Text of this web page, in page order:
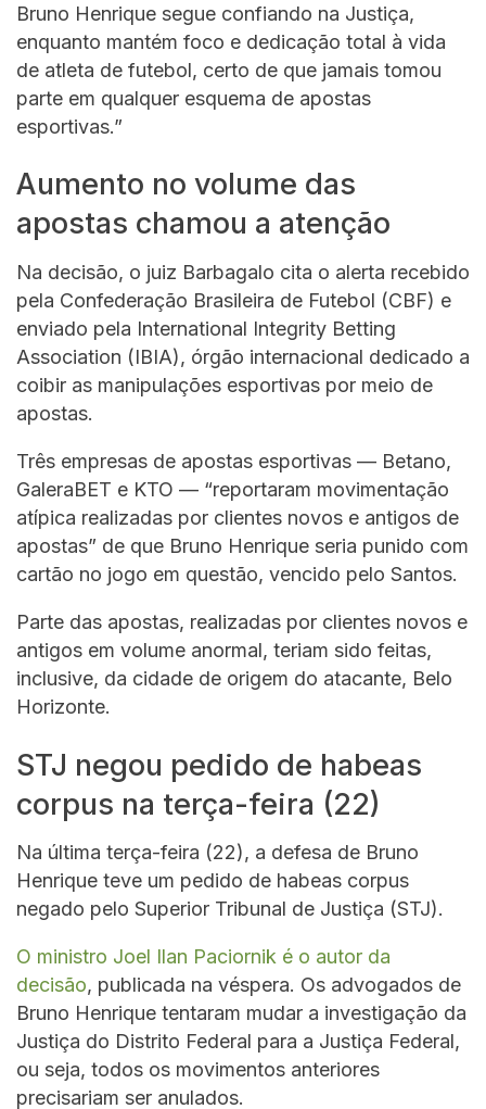
Bruno Henrique segue confiando na Justiça,
enquanto mantém foco e dedicação total à vida
de atleta de futebol, certo de que jamais tomou
parte em qualquer esquema de apostas
esportivas.”
Aumento no volume das
apostas chamou a atenção
Na decisão, o juiz Barbagalo cita o alerta recebido
pela Confederação Brasileira de Futebol (CBF) e
enviado pela International Integrity Betting
Association (IBIA), órgão internacional dedicado a
coibir as manipulações esportivas por meio de
apostas.
Três empresas de apostas esportivas — Betano,
GaleraBET e KTO — “reportaram movimentação
atípica realizadas por clientes novos e antigos de
apostas” de que Bruno Henrique seria punido com
cartão no jogo em questão, vencido pelo Santos.
Parte das apostas, realizadas por clientes novos e
antigos em volume anormal, teriam sido feitas,
inclusive, da cidade de origem do atacante, Belo
Horizonte.
STJ negou pedido de habeas
corpus na terça-feira (22)
Na última terça-feira (22), a defesa de Bruno
Henrique teve um pedido de habeas corpus
negado pelo Superior Tribunal de Justiça (STJ).
O ministro Joel Ilan Paciornik é o autor da
decisão, publicada na véspera. Os advogados de
Bruno Henrique tentaram mudar a investigação da
Justiça do Distrito Federal para a Justiça Federal,
ou seja, todos os movimentos anteriores
precisariam ser anulados.